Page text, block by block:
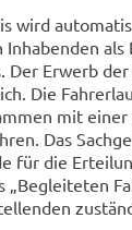
wird
Er­werb
Die
mit
Das
für die